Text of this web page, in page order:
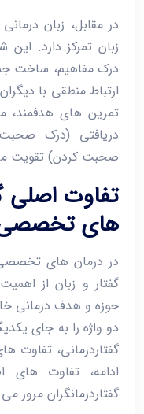
در مقابل، زبان
زبان تمرکز دارد.
درک مفاهیم، ساخت
ارتباط منطقی با
تمرین ‌های هدفمند،
دریافتی (درک صحبت
صحبت کردن) تقویت
تفاوت اصلی
‌های تخصصی
در درمان ‌های تخصصی
گفتار و زبان از
حوزه و هدف درمانی
دو واژه را به‌ جای
گفتاردرمانی، تفاوت
ادامه، تفاوت ‌های
گفتاردرمانگران مرور